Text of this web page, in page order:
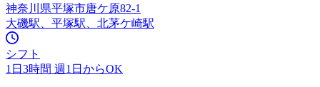
神奈川県平塚市唐ケ原82-1
大磯駅、平塚駅、北茅ケ崎駅
シフト
1日3時間 週1日からOK